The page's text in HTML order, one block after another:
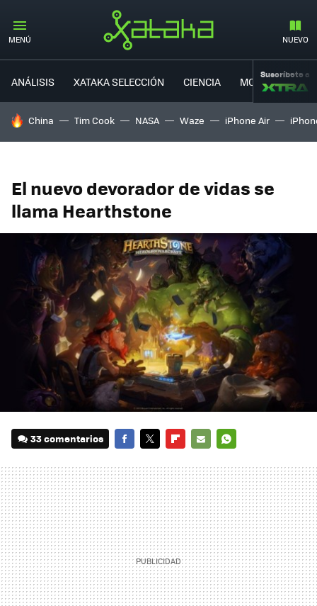
MENÚ NUEVO
ANÁLISIS XATAKA SELECCIÓN CIENCIA MOVILIDAD
Suscríbete a
HOY SE HABLA DE
China Tim Cook NASA Waze iPhone Air
El nuevo devorador de vidas se
llama Hearthstone
33 comentarios
MAIL